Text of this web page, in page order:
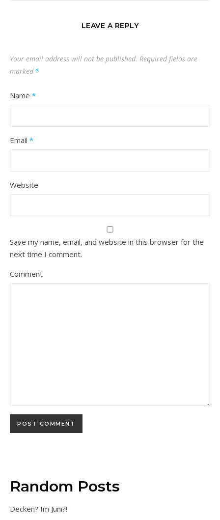
LEAVE A REPLY
Your email address will not be published. Required fields are
marked *
Name *
Email *
Website
Save my name, email, and website in this browser for the
next time I comment.
Comment
Random Posts
Decken? Im Juni?!